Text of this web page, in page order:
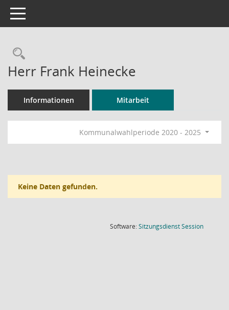
Toggle navigation
Rechercheauswahl
Herr Frank Heinecke
Informationen Mitarbeit
Kommunalwahlperiode 2020 - 2025
Keine Daten gefunden.
Software:SitzungsdienstSession(Wird in